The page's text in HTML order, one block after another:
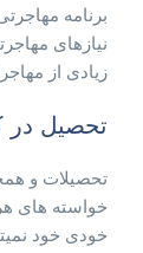
نیازهای
زیادی از
تحصیل در
تحصیلات و
خواسته های
خودی خود